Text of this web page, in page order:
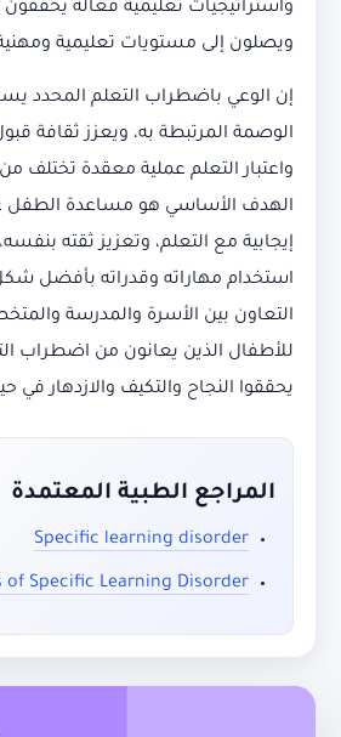
واستراتيجيات تعليمية فعّالة
ويصلون إلى مستويات تعليمية
إن الوعي باضطراب التعلم المحدد
الوصمة المرتبطة به، ويعزز ثقافة
واعتبار التعلم عملية معقدة تختلف
الهدف الأساسي هو مساعدة الطفل
إيجابية مع التعلم، وتعزيز ثقته
استخدام مهاراته وقدراته بأفضل
التعاون بين الأسرة والمدرسة
للأطفال الذين يعانون من اضطراب
يحققوا النجاح والتكيف والازدهار في
المراجع الطبية المعتمدة
Specific learning disorder
of Specific Learning Disorder